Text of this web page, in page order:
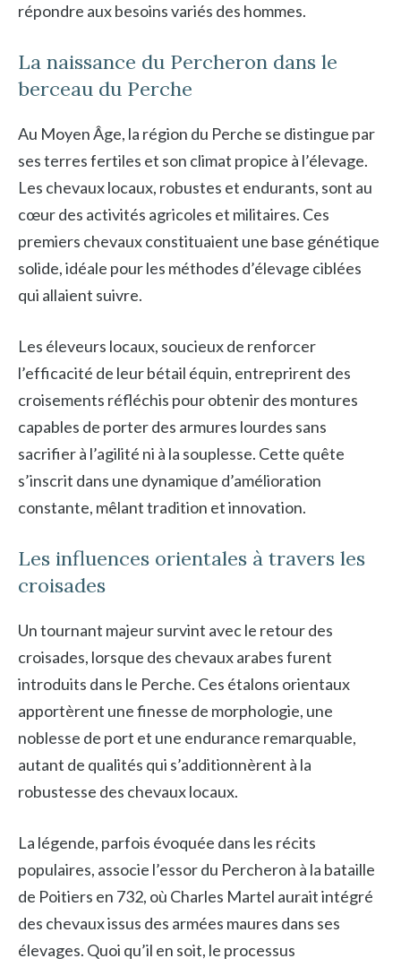
répondre aux besoins variés des hommes.
La naissance du Percheron dans le
berceau du Perche
Au Moyen Âge, la région du Perche se distingue par
ses terres fertiles et son climat propice à l’élevage.
Les chevaux locaux, robustes et endurants, sont au
cœur des activités agricoles et militaires. Ces
premiers chevaux constituaient une base génétique
solide, idéale pour les méthodes d’élevage ciblées
qui allaient suivre.
Les éleveurs locaux, soucieux de renforcer
l’efficacité de leur bétail équin, entreprirent des
croisements réfléchis pour obtenir des montures
capables de porter des armures lourdes sans
sacrifier à l’agilité ni à la souplesse. Cette quête
s’inscrit dans une dynamique d’amélioration
constante, mêlant tradition et innovation.
Les influences orientales à travers les
croisades
Un tournant majeur survint avec le retour des
croisades, lorsque des chevaux arabes furent
introduits dans le Perche. Ces étalons orientaux
apportèrent une finesse de morphologie, une
noblesse de port et une endurance remarquable,
autant de qualités qui s’additionnèrent à la
robustesse des chevaux locaux.
La légende, parfois évoquée dans les récits
populaires, associe l’essor du Percheron à la bataille
de Poitiers en 732, où Charles Martel aurait intégré
des chevaux issus des armées maures dans ses
élevages. Quoi qu’il en soit, le processus